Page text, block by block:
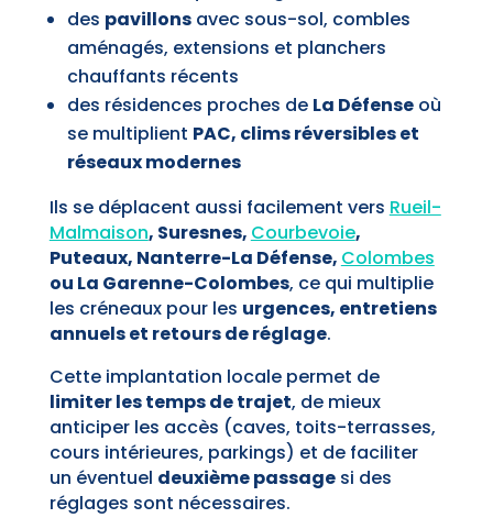
des pavillonsavec sous-sol, combles
aménagés, extensions et planchers
chauffants récents
des résidences proches de La Défenseoù
se multiplient PAC, clims réversibles et
réseaux modernes
Ils se déplacent aussi facilement vers Rueil-
Malmaison, Suresnes, Courbevoie,
Puteaux, Nanterre-La Défense, Colombes
ou La Garenne-Colombes, ce qui multiplie
les créneaux pour les urgences, entretiens
annuels et retours de réglage.
Cette implantation locale permet de
limiter les temps de trajet, de mieux
anticiper les accès (caves, toits-terrasses,
cours intérieures, parkings) et de faciliter
un éventuel deuxième passagesi des
réglages sont nécessaires.